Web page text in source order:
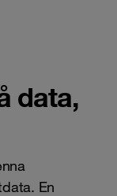
data,
En